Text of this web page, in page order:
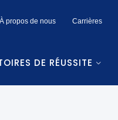
À propos de nous Carrières
DE RÉUSSITE